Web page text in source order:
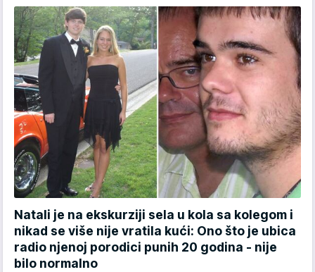
Natali je na ekskurziji sela u kola sa kolegom i
nikad se više nije vratila kući: Ono što je ubica
radio njenoj porodici punih 20 godina - nije
bilo normalno